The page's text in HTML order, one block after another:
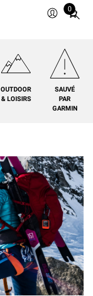
0
Total
cart:
0
OUTDOOR
& LOISIRS
SAUVÉ
PAR
GARMIN